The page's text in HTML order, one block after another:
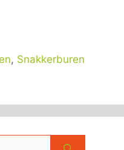
, Snakkerburen